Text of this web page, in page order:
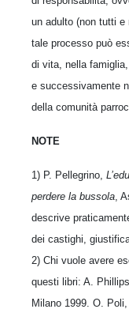
un adulto (non tutti
tale processo può
di vita, nella famiglia,
e successivamente
della comunità
NOTE
1) P. Pellegrino,
perdere la bussola ,
descrive
dei castighi,
2) Chi vuole avere
questi libri: A.
Milano 1999. O. Poli,